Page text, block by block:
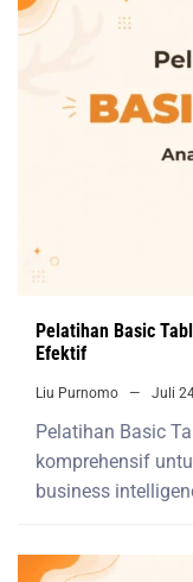
Pelatihan Basic
Efektif
Liu Purnomo Juli
Pelatihan Basic
komprehensif
business